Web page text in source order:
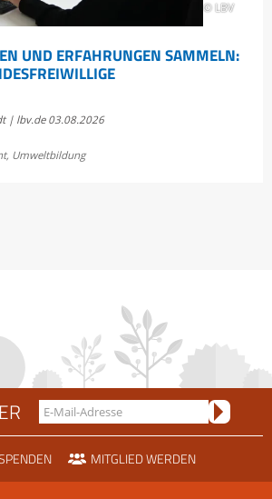
© LBV
UND ERFAHRUNGEN SAMMELN:
| lbv.de 03.08.2026
, Umweltbildung
MITGLIED WERDEN